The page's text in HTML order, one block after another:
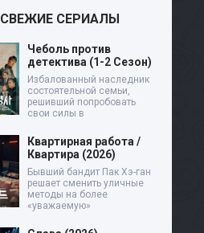
СВЕЖИЕ СЕРИАЛЫ
Чеболь против
детектива (1-2 Сезон)
Избалованный наследник
состоятельной семьи,
решивший попробовать
свои силы в
Квартирная работа /
Квартира (2026)
Бывший бандит Пак Хэ-ган
решает сменить уличные
методы на более
«уважаемую»